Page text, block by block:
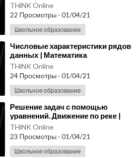
THiNK Online
22 Просмотры · 01/04/21
Школьное образование
⁣Числовые характеристики рядов
данных | Математика
THiNK Online
24 Просмотры · 01/04/21
Школьное образование
⁣Решение задач с помощью
уравнений. Движение по реке |
Математика
THiNK Online
23 Просмотры · 01/04/21
Школьное образование